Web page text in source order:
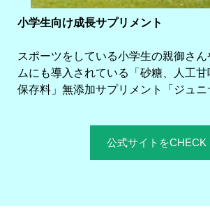
小学生向け成長サプリメント
スポーツをしている小学生の親御さ
ムにも導入されている「砂糖、人工甘
保存料」無添加サプリメント「ジュニ
公式サイトをCHECK